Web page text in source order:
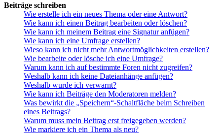
Beiträge schreiben
Wie erstelle ich ein neues Thema oder eine Antwort?
Wie kann ich einen Beitrag bearbeiten oder löschen?
Wie kann ich meinem Beitrag eine Signatur anfügen?
Wie kann ich eine Umfrage erstellen?
Wieso kann ich nicht mehr Antwortmöglichkeiten erstellen?
Wie bearbeite oder lösche ich eine Umfrage?
Warum kann ich auf bestimmte Foren nicht zugreifen?
Weshalb kann ich keine Dateianhänge anfügen?
Weshalb wurde ich verwarnt?
Wie kann ich Beiträge den Moderatoren melden?
Was bewirkt die „Speichern“-Schaltfläche beim Schreiben
eines Beitrags?
Warum muss mein Beitrag erst freigegeben werden?
Wie markiere ich ein Thema als neu?